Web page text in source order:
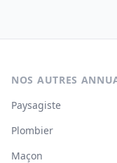
NOS AUTRES
Paysagiste
Plombier
Maçon